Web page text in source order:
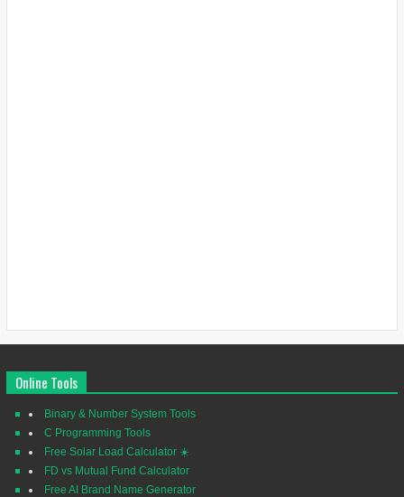
Online Tools
Binary & Number System Tools
C Programming Tools
Free Solar Load Calculator ☀️
FD vs Mutual Fund Calculator
Free AI Brand Name Generator